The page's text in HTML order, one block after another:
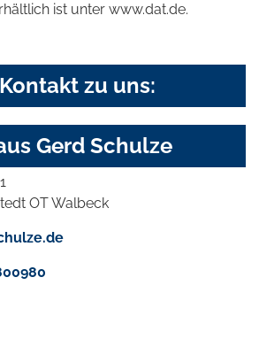
ist unter www.dat.de.
zu uns:
Gerd Schulze
OT Walbeck